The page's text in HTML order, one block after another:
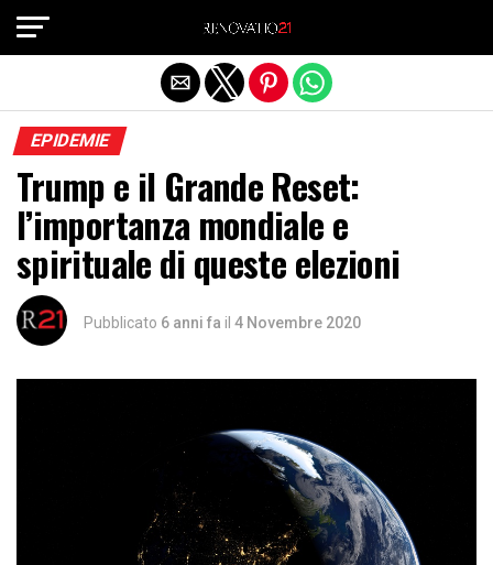
EPIDEMIE
Trump e il Grande Reset:
l’importanza mondiale e
spirituale di queste elezioni
Pubblicato 6 anni fa il 4 Novembre 2020
Exit mobile version